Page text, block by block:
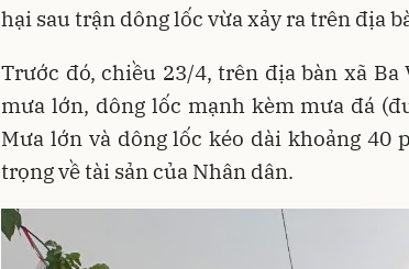
hại sau trận dông lốc vừa xảy ra trên địa
Trước đó, chiều 23/4, trên địa bàn xã
mưa lớn, dông lốc mạnh kèm mưa đá
Mưa lớn và dông lốc kéo dài khoảng 40
trọng về tài sản của Nhân dân.